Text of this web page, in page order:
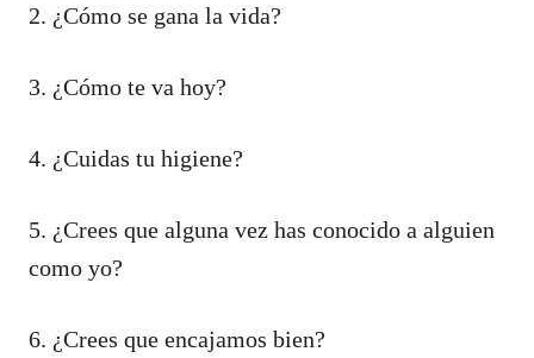
2. ¿Cómo se gana la vida?
3. ¿Cómo te va hoy?
4. ¿Cuidas tu higiene?
5. ¿Crees que alguna vez has conocido a alguien
como yo?
6. ¿Crees que encajamos bien?